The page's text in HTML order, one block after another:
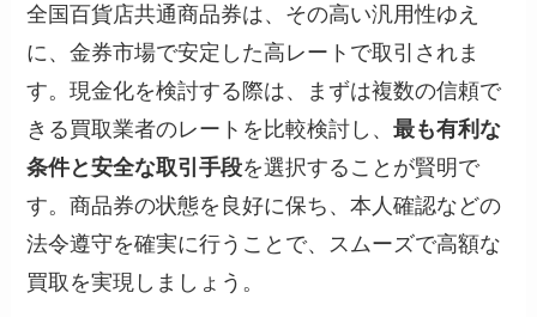
全国百貨店共通商品券は、その高い汎用性ゆえ
に、金券市場で安定した高レートで取引されま
す。現金化を検討する際は、まずは複数の信頼で
きる買取業者のレートを比較検討し、最も有利な
条件と安全な取引手段を選択することが賢明で
す。商品券の状態を良好に保ち、本人確認などの
法令遵守を確実に行うことで、スムーズで高額な
買取を実現しましょう。